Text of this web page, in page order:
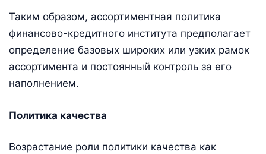
Таким образом, ассортиментная политика
финансово-кредитного института предполагает
определение базовых широких или узких рамок
ассортимента и постоянный контроль за его
наполнением.
Политика качества
Возрастание роли политики качества как